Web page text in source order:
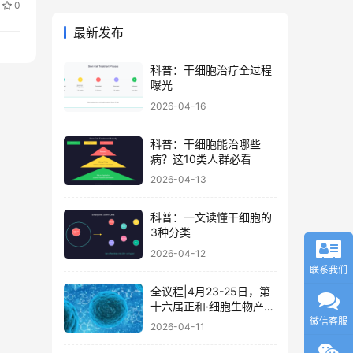
0
最新发布
科普：干细胞治疗全过程
曝光
2026-04-16
科普：干细胞能治哪些
病？这10类人群必看
2026-04-13
科普：一文读懂干细胞的
3种分类
2026-04-12
全议程|4月23-25日，第
十六届正和·细胞生物产业
大会暨细胞治疗与再生医
2026-04-11
联系我们
微信客服